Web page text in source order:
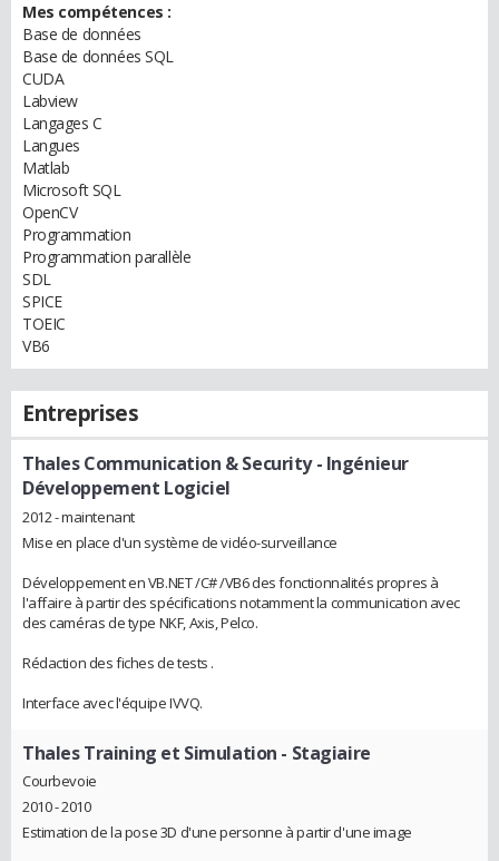
Mes compétences :
Base de données
Base de données SQL
CUDA
Labview
Langages C
Langues
Matlab
Microsoft SQL
OpenCV
Programmation
Programmation parallèle
SDL
SPICE
TOEIC
VB6
Entreprises
Thales Communication & Security- Ingénieur
Développement Logiciel
2012 - maintenant
Mise en place d'un système de vidéo-surveillance
Développement en VB.NET /C# /VB6 des fonctionnalités propres à
l'affaire à partir des spécifications notamment la communication avec
des caméras de type NKF, Axis, Pelco.
Rédaction des fiches de tests .
Interface avec l'équipe IVVQ.
Thales Training et Simulation - Stagiaire
Courbevoie
2010 - 2010
Estimation de la pose 3D d'une personne à partir d'une image